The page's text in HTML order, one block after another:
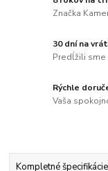
Značka
30 dní na
Predĺžili sme
Rýchle
Vaša
Kompletné špecifikácie